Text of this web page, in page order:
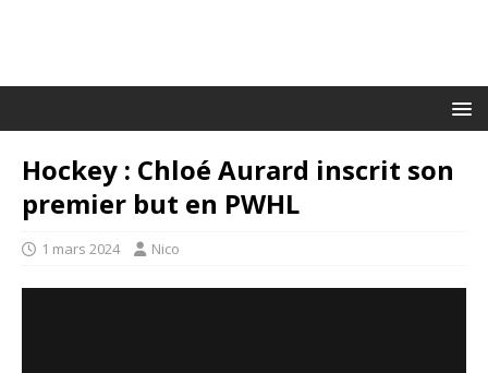
Hockey : Chloé Aurard inscrit son
premier but en PWHL
1 mars 2024 Nico